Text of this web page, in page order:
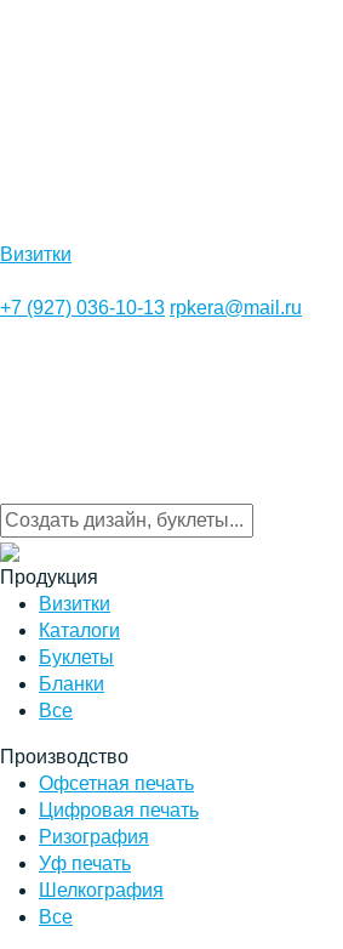
Визитки
+7 (927) 036-10-13 rpkera@mail.ru
Продукция
Визитки
Каталоги
Буклеты
Бланки
Все
Производство
Офсетная печать
Цифровая печать
Ризография
Уф печать
Шелкография
Все